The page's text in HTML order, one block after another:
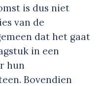
is dus niet
van de
dat het gaat
in een
hun
Bovendien